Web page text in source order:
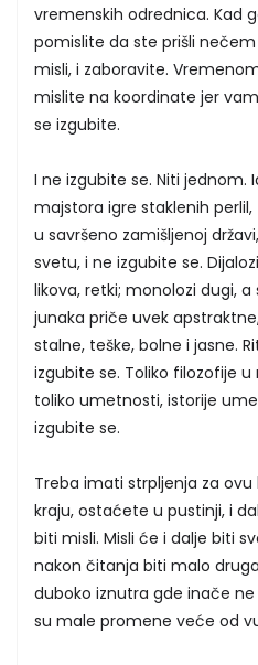
vremenskih odrednica. Kad
pomislite da ste prišli
misli, i zaboravite.
mislite na koordinate jer
se izgubite.
I ne izgubite se. Niti jednom.
majstora igre staklenih
u savršeno zamišljenoj
svetu, i ne izgubite se.
likova, retki; monolozi dugi,
junaka priče uvek
stalne, teške, bolne i jasne.
izgubite se. Toliko filozofije
toliko umetnosti, istorije
izgubite se.
Treba imati strpljenja za ovu
kraju, ostaćete u pustinji, i
biti misli. Misli će i dalje biti
nakon čitanja biti malo
duboko iznutra gde inače
su male promene veće od